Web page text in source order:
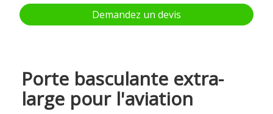
Demandez un devis
Porte basculante extra-
large pour l'aviation